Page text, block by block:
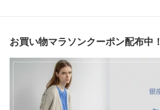
お買い物マラソンクーポン配布中！